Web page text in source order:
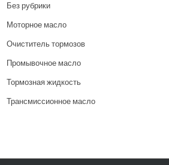
Без рубрики
Моторное масло
Очиститель тормозов
Промывочное масло
Тормозная жидкость
Трансмиссионное масло